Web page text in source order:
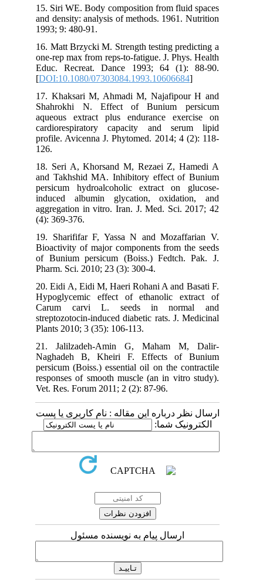
15. Siri WE. Body composition from fluid spaces
and density: analysis of methods. 1961. Nutrition
1993; 9: 480-91.
16. Matt Brzycki M. Strength testing predicting a
one-rep max from reps-to-fatigue. J. Phys. Health
Educ. Recreat. Dance 1993; 64 (1): 88-90.
[DOI:10.1080/07303084.1993.10606684
17. Khaksari M, Ahmadi M, Najafipour H and
Shahrokhi N. Effect of Bunium persicum
aqueous extract plus endurance exercise on
cardiorespiratory capacity and serum lipid
profile. Avicenna J. Phytomed. 2014; 4 (2): 118-
126.
18. Seri A, Khorsand M, Rezaei Z, Hamedi A
and Takhshid MA. Inhibitory effect of Bunium
persicum hydroalcoholic extract on glucose-
induced albumin glycation, oxidation, and
aggregation in vitro. Iran. J. Med. Sci. 2017; 42
(4): 369-376.
19. Sharififar F, Yassa N and Mozaffarian V.
Bioactivity of major components from the seeds
of Bunium persicum (Boiss.) Fedtch. Pak. J.
Pharm. Sci. 2010; 23 (3): 300-4.
20. Eidi A, Eidi M, Haeri Rohani A and Basati F.
Hypoglycemic effect of ethanolic extract of
Carum carvi L. seeds in normal and
streptozotocin-induced diabetic rats. J. Medicinal
Plants 2010; 3 (35): 106-113.
21. Jalilzadeh-Amin G, Maham M, Dalir-
Naghadeh B, Kheiri F. Effects of Bunium
persicum (Boiss.) essential oil on the contractile
responses of smooth muscle (an in vitro study).
Vet. Res. Forum 2011; 2 (2): 87-96.
ارسال نظر درباره این مقاله : نام کاربری یا پست
الکترونیک شما:
ارسال پیام به نویسنده مسئول